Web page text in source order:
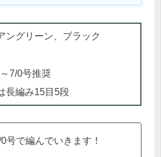
ングリーン、ブラック
7/0号推奨
長編み15目5段
号で編んでいきます！